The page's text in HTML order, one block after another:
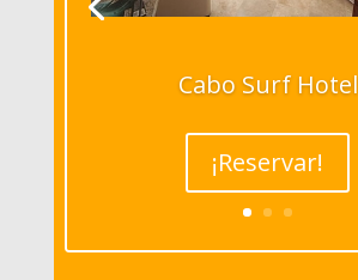
Cabo Surf Hotel
¡Reservar!